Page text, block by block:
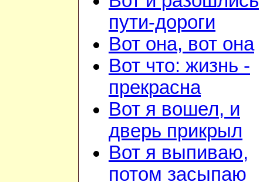
пути-дороги
Вот она, вот она
Вот что: жизнь -
прекрасна
Вот я вошел, и
дверь прикрыл
Вот я выпиваю,
потом засыпаю